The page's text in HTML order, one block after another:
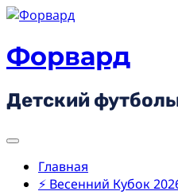
Skip
content
Форвард
Детский
Главная
⚡ Весенний Кубок